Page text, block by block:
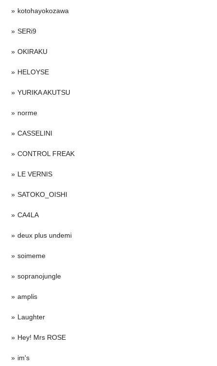
kotohayokozawa
SERi9
OKIRAKU
HELOYSE
YURIKA AKUTSU
norme
CASSELINI
CONTROL FREAK
LE VERNIS
SATOKO_OISHI
CA4LA
deux plus undemi
soimeme
sopranojungle
amplis
Laughter
Hey! Mrs ROSE
im's